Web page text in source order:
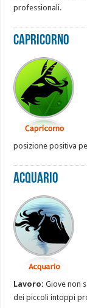
professionali.
Capricorno
posizione positiva
Acquario
Lavoro: Giove non
dei piccoli intoppi